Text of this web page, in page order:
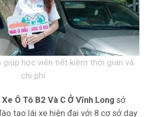
giúp học viên tiết kiệm thời gian và
chi phí
Ô Tô B2 Và C Ở Vĩnh Long sở
tạo lái xe hiện đại với 8 cơ sở dạy